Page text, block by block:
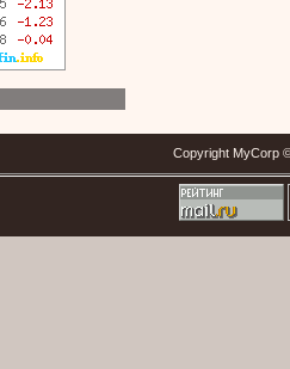
Copyright MyCorp